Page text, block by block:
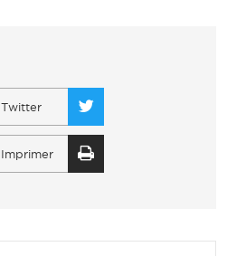
Twitter
Imprimer